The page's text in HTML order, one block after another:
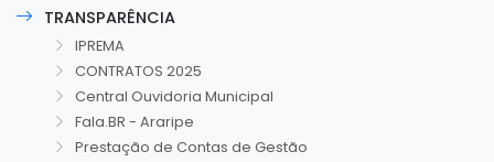
TRANSPARÊNCIA
IPREMA
CONTRATOS 2025
Central Ouvidoria Municipal
Fala.BR - Araripe
Prestação de Contas de Gestão